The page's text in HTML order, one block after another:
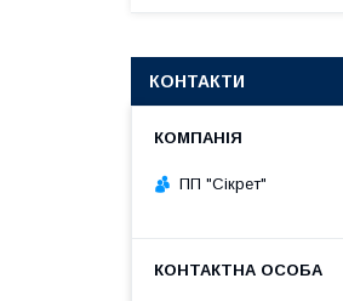
КОНТАКТИ
ПП "Сікрет"